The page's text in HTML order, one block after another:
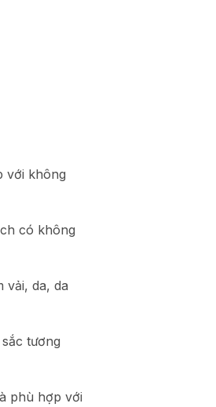
với không
có không
vải, da, da
tương
phù hợp với